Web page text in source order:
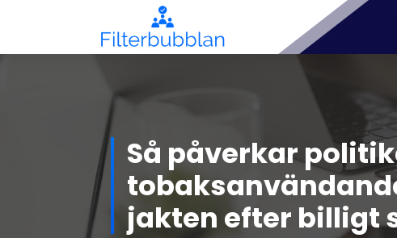
Filterbubblan - allt om
Så påverkar
jakten efter billigt